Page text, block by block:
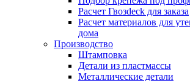
Расчет Гвозdeck для заказа
Расчет материалов для
дома
Производство
Штамповка
Детали из пластмассы
Металлические детали